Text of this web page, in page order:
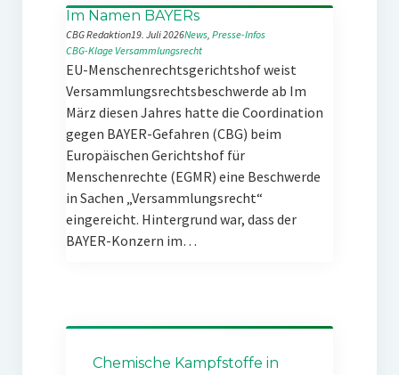
Im Namen BAYERs
CBG Redaktion19. Juli 2026News, Presse-Infos
CBG-Klage Versammlungsrecht
EU-Menschenrechtsgerichtshof weist
Versammlungsrechtsbeschwerde ab Im
März diesen Jahres hatte die Coordination
gegen BAYER-Gefahren (CBG) beim
Europäischen Gerichtshof für
Menschenrechte (EGMR) eine Beschwerde
in Sachen „Versammlungsrecht“
eingereicht. Hintergrund war, dass der
BAYER-Konzern im…
Chemische Kampfstoffe in